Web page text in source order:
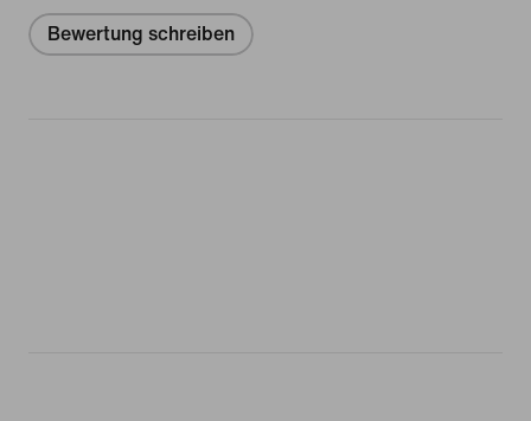
Bewertung schreiben